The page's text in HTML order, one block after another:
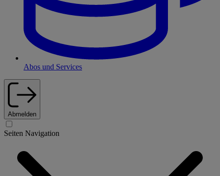
Abos und Services
Abmelden
Seiten Navigation